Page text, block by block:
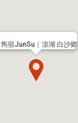
雋宿JunSu｜澎湖 白沙鄉